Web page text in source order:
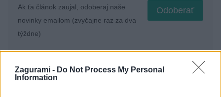
Zagurami - Do Not Process My Personal
Information
Odoberať
Ak ťa článok zaujal, odoberaj naše
novinky emailom (zvyčajne raz za dva
týždne)
Fotogaléria